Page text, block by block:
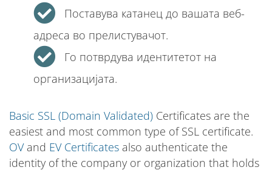
Поставува катанец до вашата веб-
адреса во прелистувачот.
Го потврдува идентитетот на
организацијата.
Basic SSL (Domain Validated) Certificates are the
easiest and most common type of SSL certificate.
OVand EV Certificates also authenticate the
identity of the company or organization that holds